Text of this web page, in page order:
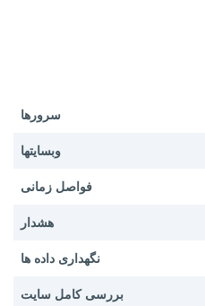
سرورها
وبسایتها
فواصل زمانی
هشدار
نگهداری داده ها
بررسی کامل سایت